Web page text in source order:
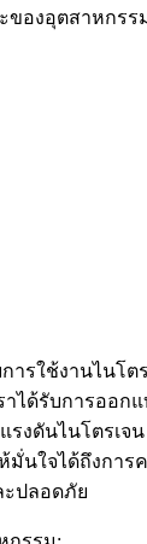
ของอุตสาหกรร
รใช้งานไนโต
ได้รับการออ
ดันไนโตรเ
ใจได้ถึงการ
ปลอดภัย